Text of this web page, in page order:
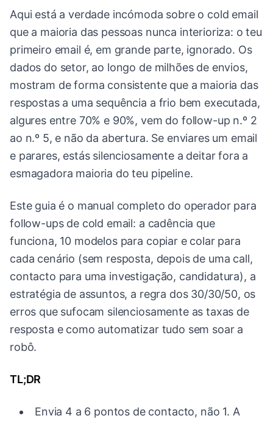
Aqui está a verdade incómoda sobre o cold email
que a maioria das pessoas nunca interioriza: o teu
primeiro email é, em grande parte, ignorado. Os
dados do setor, ao longo de milhões de envios,
mostram de forma consistente que a maioria das
respostas a uma sequência a frio bem executada,
algures entre 70% e 90%, vem do follow-up n.º 2
ao n.º 5, e não da abertura. Se enviares um email
e parares, estás silenciosamente a deitar fora a
esmagadora maioria do teu pipeline.
Este guia é o manual completo do operador para
follow-ups de cold email: a cadência que
funciona, 10 modelos para copiar e colar para
cada cenário (sem resposta, depois de uma call,
contacto para uma investigação, candidatura), a
estratégia de assuntos, a regra dos 30/30/50, os
erros que sufocam silenciosamente as taxas de
resposta e como automatizar tudo sem soar a
robô.
TL;DR
Envia 4 a 6 pontos de contacto, não 1. A